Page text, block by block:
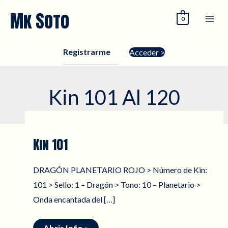
Mk Soto 0
Registrarme Acceder >
Kin 101 Al 120
Kin 101
DRAGÓN PLANETARIO ROJO > Número de Kin:
101 > Sello: 1 – Dragón > Tono: 10 – Planetario >
Onda encantada del […]